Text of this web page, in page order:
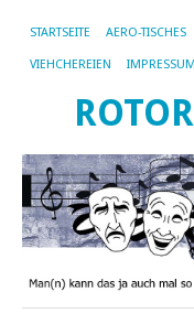
STARTSEITE AERO-TISCHES
VIEHCHEREIEN